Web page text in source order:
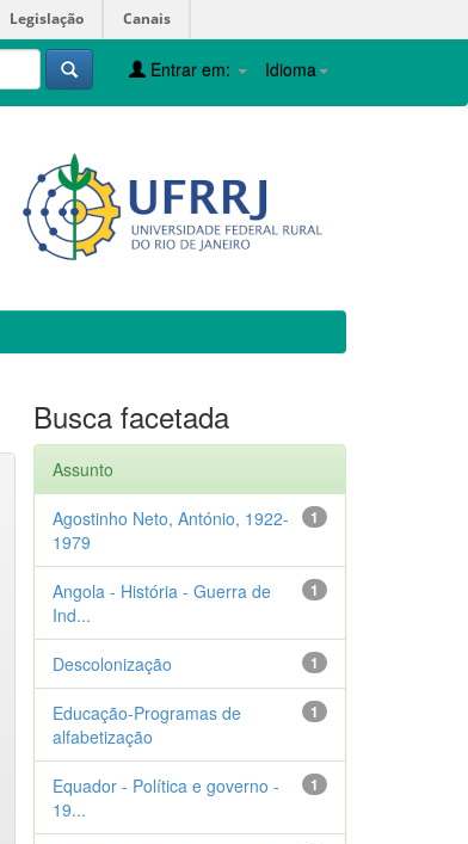
Legislação Canais
Idioma
Entrar em:
Busca facetada
Assunto
1
Agostinho Neto, António, 1922-
1979
1
Angola - História - Guerra de
Ind...
1
Descolonização
1
Educação-Programas de
alfabetização
1
Equador - Política e governo -
19...